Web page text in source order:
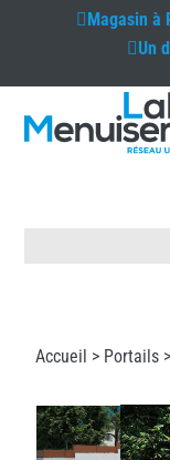
Magasin à
Un
Accueil > Portails >